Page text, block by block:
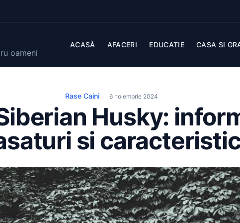
oameni
ACASĂ AFACERI EDUCATIE CASA SI
Rase Caini 6 noiembrie 2024
Husky:
si